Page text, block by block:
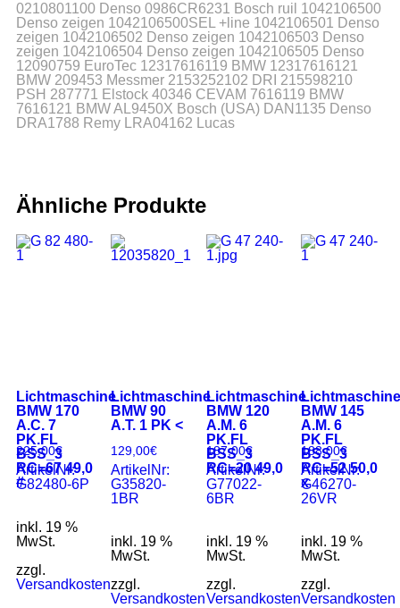
0210801100 Denso 0986CR6231 Bosch ruil 1042106500
Denso zeigen 1042106500SEL +line 1042106501 Denso
zeigen 1042106502 Denso zeigen 1042106503 Denso
zeigen 1042106504 Denso zeigen 1042106505 Denso
12090759 EuroTec 12317616119 BMW 12317616121
BMW 209453 Messmer 2153252102 DRI 215598210
PSH 287771 Elstock 40346 CEVAM 7616119 BMW
7616121 BMW AL9450X Bosch (USA) DAN1135 Denso
DRA1788 Remy LRA04162 Lucas
Ähnliche Produkte
Lichtmaschine
BMW 170
A.C. 7
PK.FL
BSS_3
RC=67 49,0
#
225,00€
ArtikelNr:
G82480-6P
inkl. 19 %
MwSt.
zzgl.
Versandkosten
Lichtmaschine
BMW 90
A.T. 1 PK <
129,00€
ArtikelNr:
G35820-
1BR
inkl. 19 %
MwSt.
zzgl.
Versandkosten
Lichtmaschine
BMW 120
A.M. 6
PK.FL
BSS_3
RC=20 49,0
187,00€
ArtikelNr:
G77022-
6BR
inkl. 19 %
MwSt.
zzgl.
Versandkosten
BMW 145
A.M. 6
PK.FL
BSS_3
RC=52 50,0
x
188,00€
ArtikelNr:
G46270-
26VR
inkl. 19 %
MwSt.
zzgl.
Versandkosten